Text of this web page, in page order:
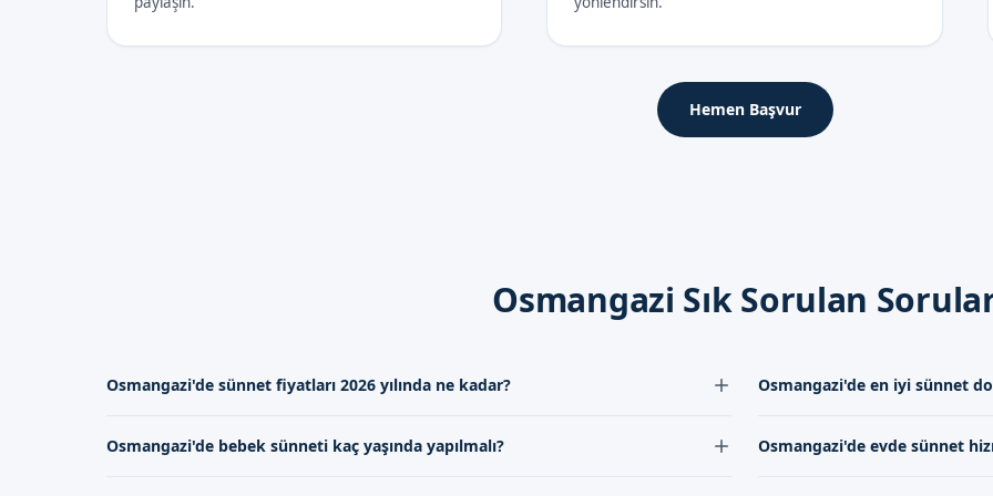
Hemen Başvur
Osmangazi Sık Sorulan
Osmangazi'de sünnet fiyatları 2026 yılında ne kadar?
değişmektedir. Bizim uzman kadromuzla birlikte en uygun fiyatları
Osmangazi'de en iyi sünnet
açısından bizim
Osmangazi'de bebek sünneti kaç yaşında yapılmalı? Osmangazi'de evde sünnet